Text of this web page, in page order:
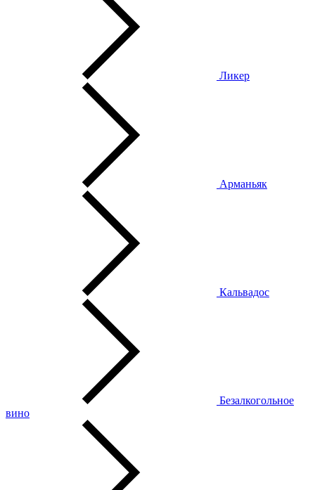
Ликер
Арманьяк
Кальвадос
Безалкогольное
вино